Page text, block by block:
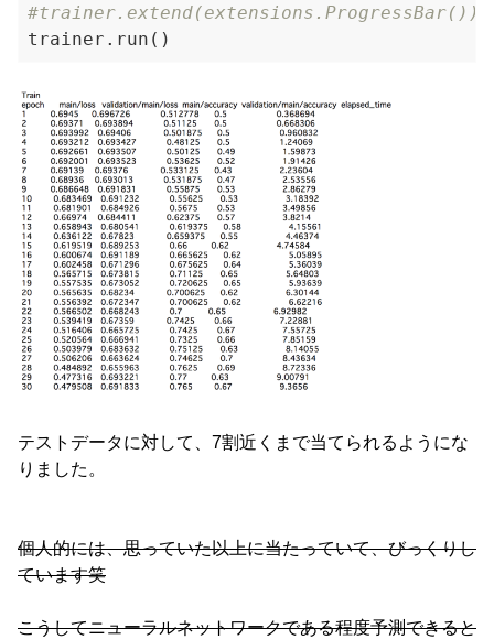
#trainer.extend(extensions.ProgressBar()) #
テストデータに対して、7割近くまで当てられるようにな
りました。
個人的には、思っていた以上に当たっていて、びっくりし
ています笑
こうしてニューラルネットワークである程度予測できると